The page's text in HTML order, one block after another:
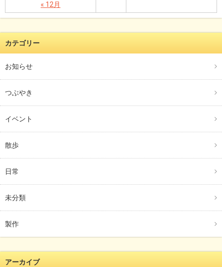
« 12月
カテゴリー
お知らせ
つぶやき
イベント
散歩
日常
未分類
製作
アーカイブ